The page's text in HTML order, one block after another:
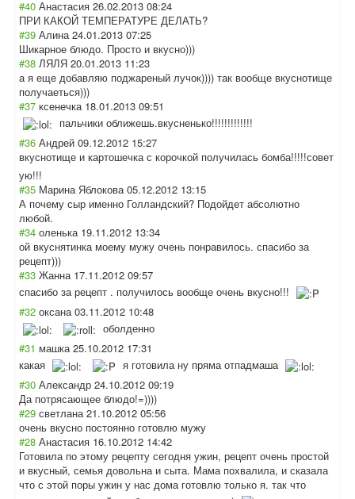
#40 Анастасия 26.02.2013 08:24
ПРИ КАКОЙ ТЕМПЕРАТУРЕ ДЕЛАТЬ?
#39 Алина 24.01.2013 07:25
Шикарное блюдо. Просто и вкусно)))
#38 ЛЯЛЯ 20.01.2013 11:23
а я еще добавляю поджареный лучок)))) так вообще вкуснотище
получаеться)))
#37 ксенечка 18.01.2013 09:51
пальчики оближешь.вкусненько!!!!!!!!!!!!!
#36 Андрей 09.12.2012 15:27
вкуснотище и картошечка с корочкой получилась бомба!!!!!совет
ую!!!
#35 Марина Яблокова 05.12.2012 13:15
А почему сыр именно Голландский? Подойдет абсолютно
любой.
#34 оленька 19.11.2012 13:34
ой вкуснятинка моему мужу очень понравилось. спасибо за
рецепт)))
#33 Жанна 17.11.2012 09:57
спасибо за рецепт . получилось вообще очень вкусно!!!
#32 оксана 03.11.2012 10:48
оболденно
#31 машка 25.10.2012 17:31
какая
я готовила ну пряма отпадмаша
#30 Александр 24.10.2012 09:19
Да потрясающее блюдо!=))))
#29 светлана 21.10.2012 05:56
очень вкусно постоянно готовлю мужу
#28 Анастасия 16.10.2012 14:42
Готовила по этому рецепту сегодня ужин, рецепт очень простой
и вкусный, семья довольна и сыта. Мама похвалила, и сказала
что с этой поры ужин у нас дома готовлю только я. так что